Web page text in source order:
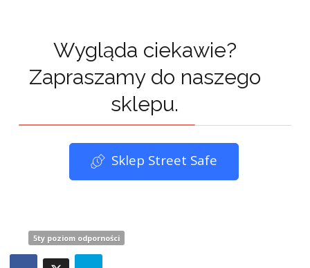
Wygląda ciekawie?
Zapraszamy do naszego
sklepu.
Sklep Street Safe
5ty poziom odporności